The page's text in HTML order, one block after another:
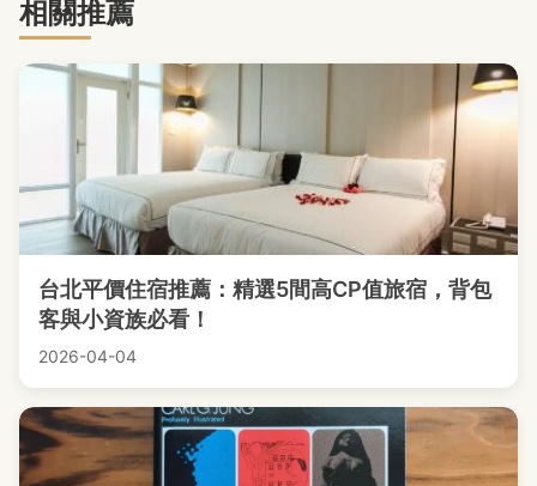
相關推薦
台北平價住宿推薦：精選5間高CP值旅宿，背包
客與小資族必看！
2026-04-04